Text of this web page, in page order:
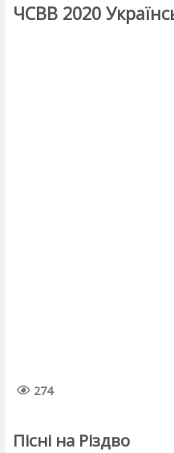
ЧСВВ 2020
274
Пісні на Різдво